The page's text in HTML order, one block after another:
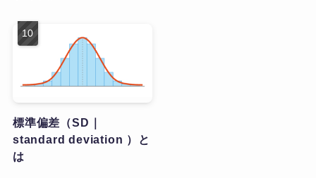
標準偏差（SD｜
standard deviation ）と
は